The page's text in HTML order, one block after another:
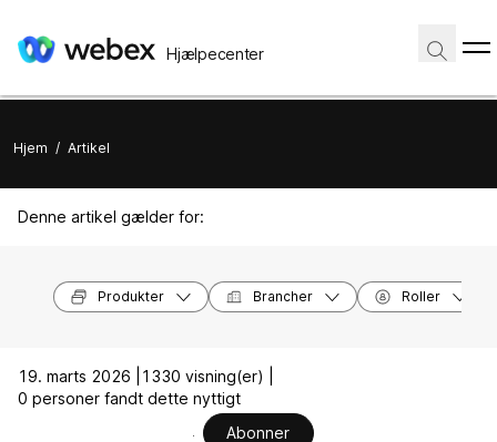
Hjælpecenter
Hjem / Artikel
Denne artikel gælder for:
Produkter Brancher Roller
19. marts 2026 |
1330 visning(er) |
0 personer fandt dette nyttigt
Abonner